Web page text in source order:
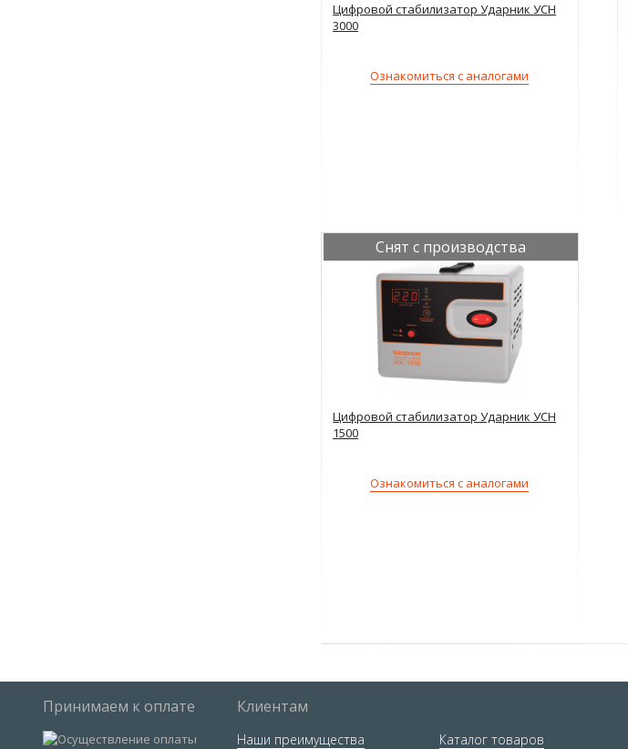
Цифровой стабилизатор Ударник УСН
3000
Ознакомиться с аналогами
Снят с производства
Цифровой стабилизатор Ударник УСН
1500
Ознакомиться с аналогами
Принимаем к оплате Клиентам
Наши преимущества
Каталог товаров